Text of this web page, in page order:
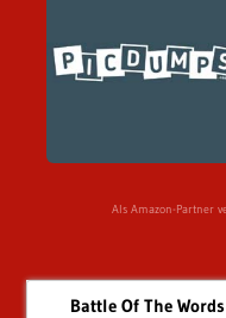
Als Amazon-Partner
Battle Of The